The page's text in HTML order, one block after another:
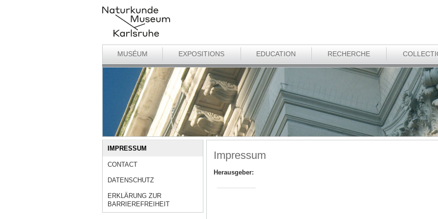
MUSÉUM EXPOSITIONS EDUCATION RECHERCHE
IMPRESSUM
CONTACT
DATENSCHUTZ
ERKLÄRUNG ZUR
BARRIEREFREIHEIT
Impressum
Herausgeber: